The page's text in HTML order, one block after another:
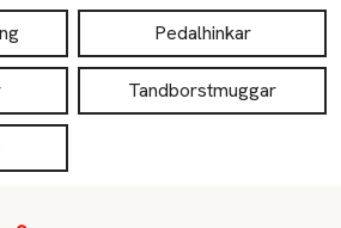
Pedalhinkar
Tandborstmuggar